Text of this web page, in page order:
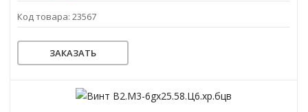
Код товара: 23567
ЗАКАЗАТЬ